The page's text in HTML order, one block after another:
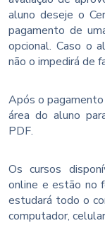
aluno deseje o
pagamento de
opcional. Caso o
não o impedirá de
Após o
área do aluno
PDF.
Os cursos
online e estão no
estudará todo o
computador,